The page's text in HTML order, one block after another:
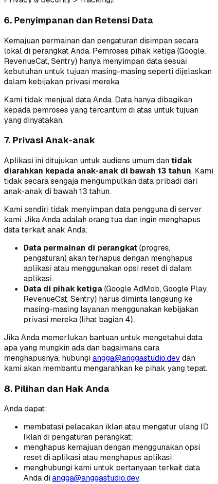
6. Penyimpanan dan Retensi Data
Kemajuan permainan dan pengaturan disimpan secara
lokal di perangkat Anda. Pemroses pihak ketiga (Google,
RevenueCat, Sentry) hanya menyimpan data sesuai
kebutuhan untuk tujuan masing-masing seperti dijelaskan
dalam kebijakan privasi mereka.
Kami tidak menjual data Anda. Data hanya dibagikan
kepada pemroses yang tercantum di atas untuk tujuan
yang dinyatakan.
7. Privasi Anak-anak
Aplikasi ini ditujukan untuk audiens umum dantidak
diarahkan kepada anak-anak di bawah 13 tahun. Kami
tidak secara sengaja mengumpulkan data pribadi dari
anak-anak di bawah 13 tahun.
Kami sendiri tidak menyimpan data pengguna di server
kami. Jika Anda adalah orang tua dan ingin menghapus
data terkait anak Anda:
Data permainan di perangkat(progres,
pengaturan) akan terhapus dengan menghapus
aplikasi atau menggunakan opsi reset di dalam
aplikasi.
Data di pihak ketiga(Google AdMob, Google Play,
RevenueCat, Sentry) harus diminta langsung ke
masing-masing layanan menggunakan kebijakan
privasi mereka (lihat bagian 4).
Jika Anda memerlukan bantuan untuk mengetahui data
apa yang mungkin ada dan bagaimana cara
menghapusnya, hubungiangga@anggastudio.dev dan
kami akan membantu mengarahkan ke pihak yang tepat.
8. Pilihan dan Hak Anda
Anda dapat:
membatasi pelacakan iklan atau mengatur ulang ID
Iklan di pengaturan perangkat;
menghapus kemajuan dengan menggunakan opsi
reset di aplikasi atau menghapus aplikasi;
menghubungi kami untuk pertanyaan terkait data
Anda diangga@anggastudio.dev.